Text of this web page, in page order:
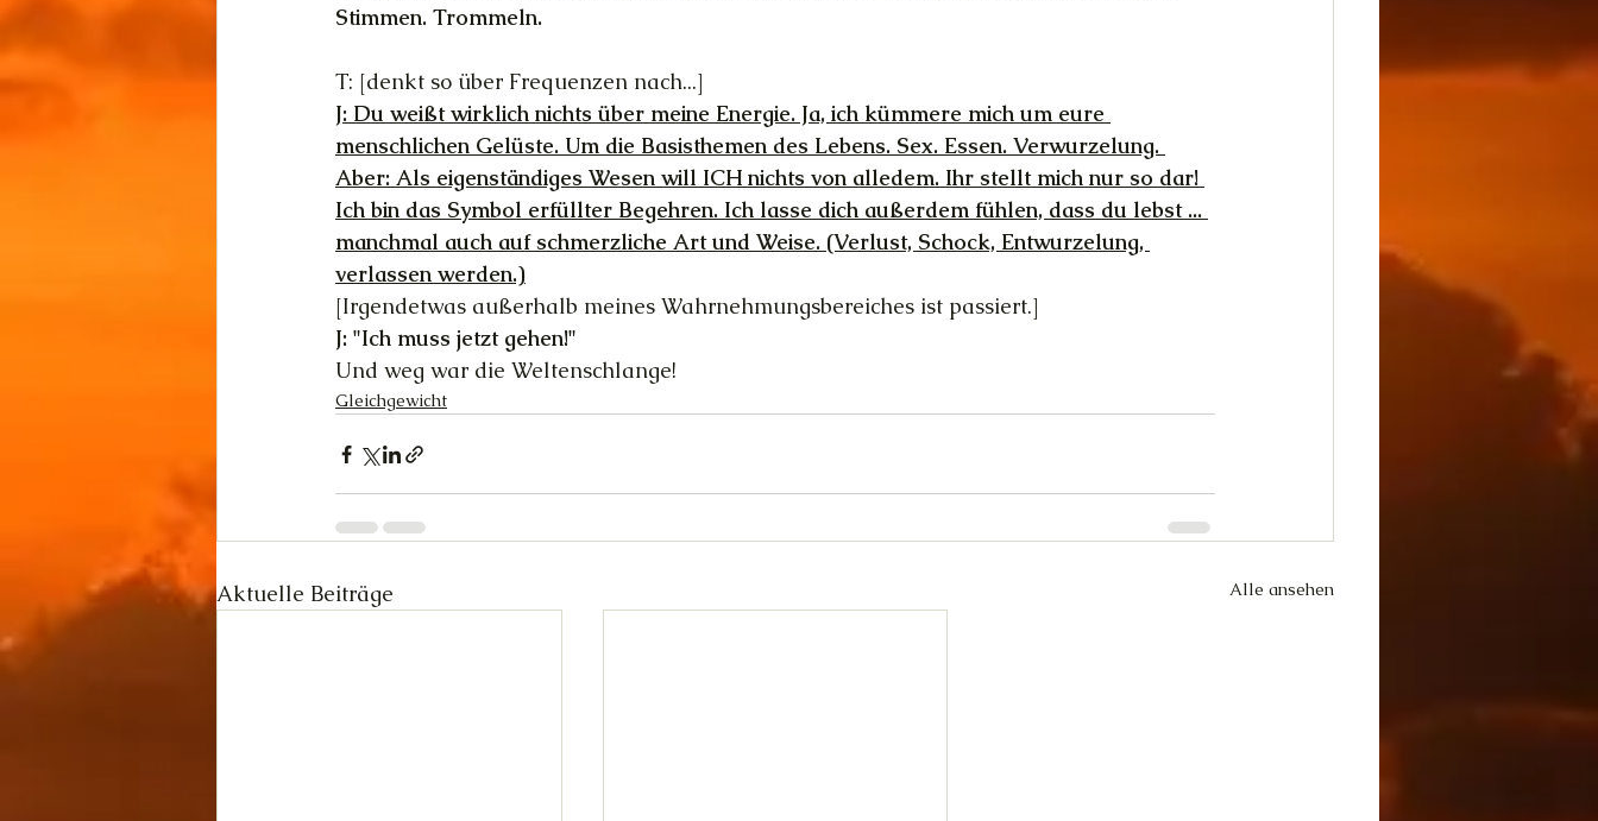
Stimmen. Trommeln.
T: [denkt so über Frequenzen nach...]
J: Du weißt wirklich nichts über meine Energie. Ja, ich kümmere mich um eure
menschlichen Gelüste. Um die Basisthemen des Lebens. Sex. Essen. Verwurzelung.
Aber: Als eigenständiges Wesen will ICH nichts von alledem. Ihr stellt mich nur so dar!
Ich bin das Symbol erfüllter Begehren. Ich lasse dich außerdem fühlen, dass du lebst ...
manchmal auch auf schmerzliche Art und Weise. (Verlust, Schock, Entwurzelung,
verlassen werden.)
[Irgendetwas außerhalb meines Wahrnehmungsbereiches ist passiert.]
J: "Ich muss jetzt gehen!"
Und weg war die Weltenschlange!
Gleichgewicht
Aktuelle Beiträge Alle ansehen